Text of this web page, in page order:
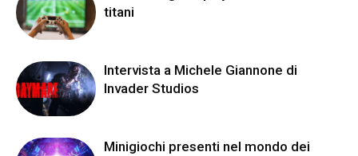
titani
Intervista a Michele Giannone di
Invader Studios
Minigiochi presenti nel mondo dei